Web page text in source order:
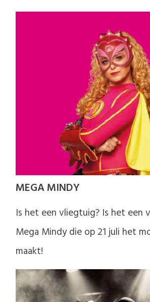
MEGA MINDY
Is het een vliegtuig? Is het een
Mega Mindy die op 21 juli het
maakt!